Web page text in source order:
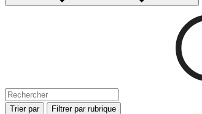
Trier par Filtrer par rubrique